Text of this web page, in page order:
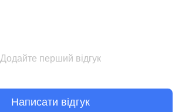
Додайте перший відгук
Написати відгук